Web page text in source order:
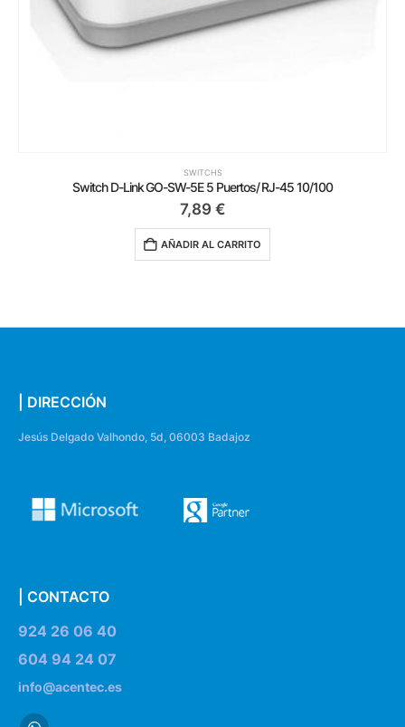
SWITCHS
Switch D-Link GO-SW-5E 5 Puertos/ RJ-45 10/100
7,89 €
AÑADIR AL CARRITO
| DIRECCIÓN
Jesús Delgado Valhondo, 5d, 06003 Badajoz
| CONTACTO
924 26 06 40
604 94 24 07
info@acentec.es